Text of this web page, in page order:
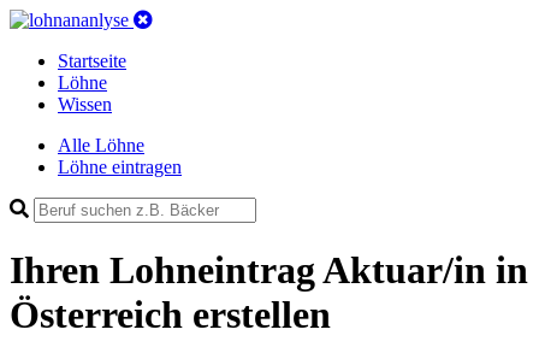
Startseite
Löhne
Wissen
Alle Löhne
Löhne eintragen
Ihren LohneintragAktuar/in in
Österreich erstellen